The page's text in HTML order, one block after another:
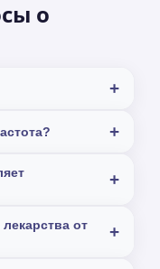
о
от